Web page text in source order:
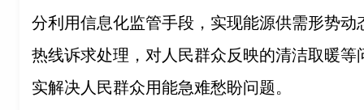
分利用信息化监管手段，实现能源供需形势动
热线诉求处理，对人民群众反映的清洁取暖
实解决人民群众用能急难愁盼问题。